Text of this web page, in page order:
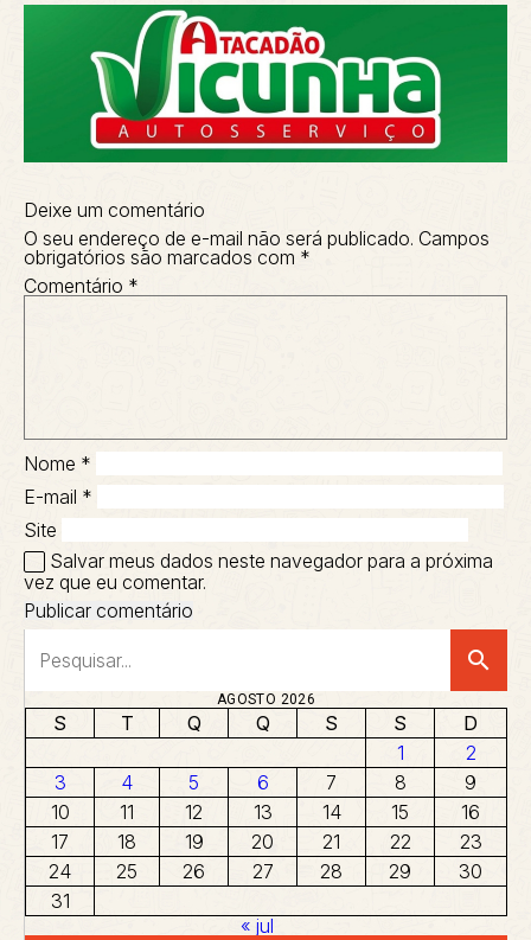
Deixe um comentário
O seu endereço de e-mail não será publicado. Campos
obrigatórios são marcados com *
Comentário *
Nome *
E-mail *
Site
Salvar meus dados neste navegador para a próxima
vez que eu comentar.
search
AGOSTO 2026
S T Q Q S S
D
1
2
3
4 5 6 7 8
9
10
11 12 13 14 15
16
17
18 19 20 21 22
23
24
25 26 27 28 29
30
31
« jul